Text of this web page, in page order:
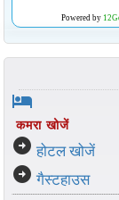
Powered by
hotel
कमरा खोजें
arrow_circle_right होटल खोजें
arrow_circle_right गैस्टहाउस